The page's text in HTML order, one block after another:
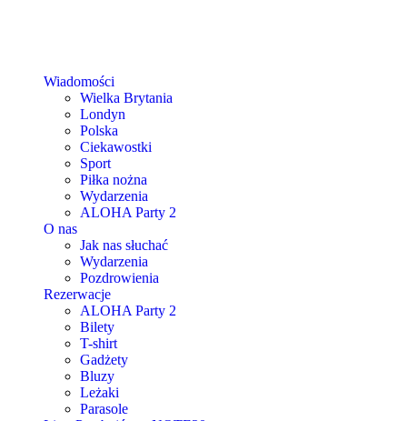
Wiadomości
Wielka Brytania
Londyn
Polska
Ciekawostki
Sport
Piłka nożna
Wydarzenia
ALOHA Party 2
O nas
Jak nas słuchać
Wydarzenia
Pozdrowienia
Rezerwacje
ALOHA Party 2
Bilety
T-shirt
Gadżety
Bluzy
Leżaki
Parasole